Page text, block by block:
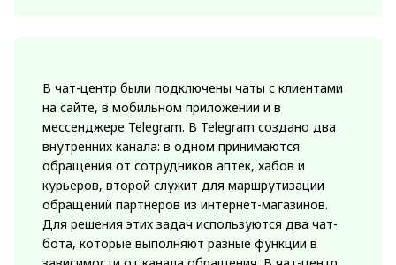
В чат-центр были подключены чаты с клиентами
на сайте, в мобильном приложении и в
мессенджере Telegram. В Telegram создано два
внутренних канала: в одном принимаются
обращения от сотрудников аптек, хабов и
курьеров, второй служит для маршрутизации
обращений партнеров из интернет-магазинов.
Для решения этих задач используются два чат-
бота, которые выполняют разные функции в